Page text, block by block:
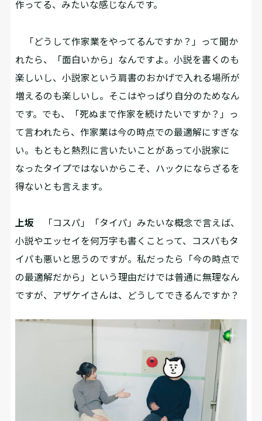
作ってる、みたいな感じなんです。
「どうして作家業をやってるんですか？」って聞か
れたら、「面白いから」なんですよ。小説を書くのも
楽しいし、小説家という肩書のおかげで入れる場所が
増えるのも楽しいし。そこはやっぱり自分のためなん
です。でも、「死ぬまで作家を続けたいですか？」っ
て言われたら、作家業は今の時点での最適解にすぎな
い。もともと熱烈に言いたいことがあって小説家に
なったタイプではないからこそ、ハックにならざるを
得ないとも言えます。
上坂 「コスパ」「タイパ」みたいな概念で言えば、
小説やエッセイを何万字も書くことって、コスパもタ
イパも悪いと思うのですが。私だったら「今の時点で
の最適解だから」という理由だけでは普通に無理なん
ですが、アザケイさんは、どうしてできるんですか？